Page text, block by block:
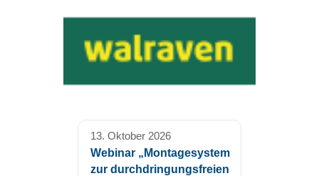
13. Oktober 2026
Webinar „Montagesystem
zur durchdringungsfreien